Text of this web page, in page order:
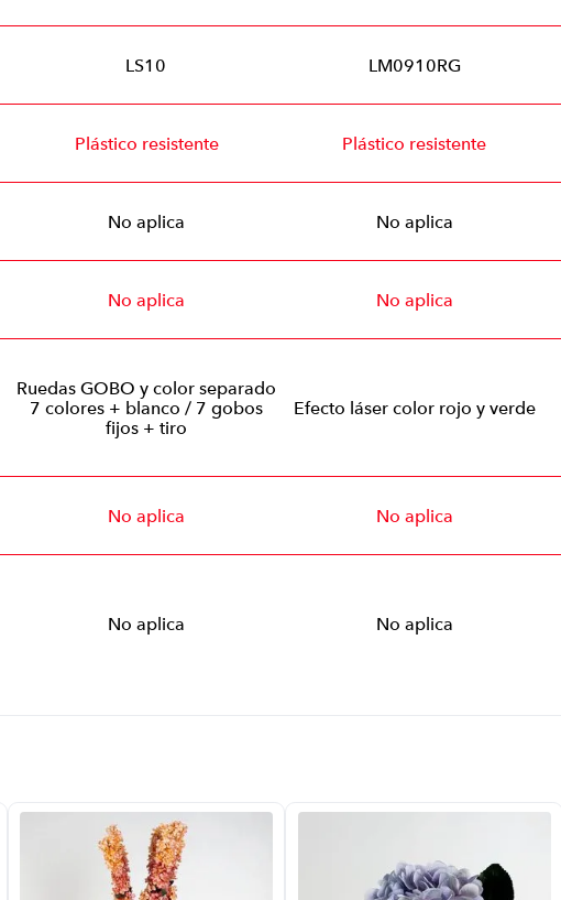
LS10 LM0910RG
Plástico resistente Plástico resistente
No aplica No aplica
No aplica No aplica
Ruedas GOBO y color separado
7 colores + blanco / 7 gobos
fijos + tiro
Efecto láser color rojo y verde
No aplica No aplica
No aplica No aplica